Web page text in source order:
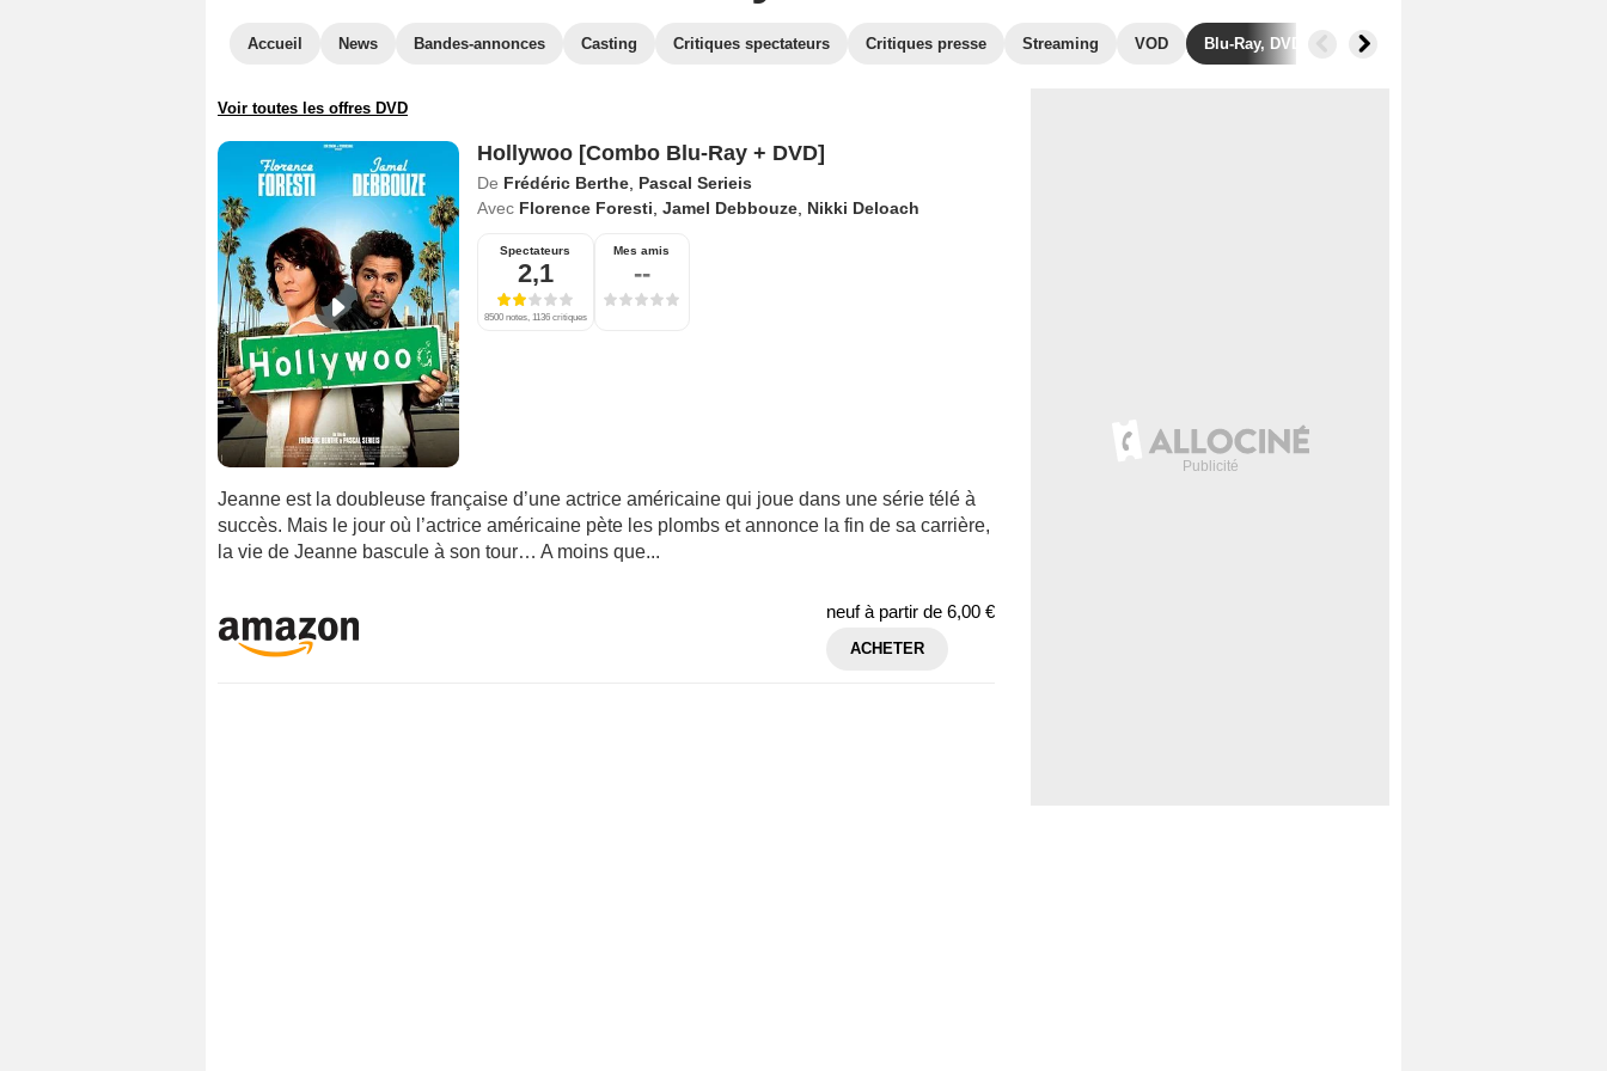
Accueil News Bandes-annonces Casting Critiques spectateurs Critiques presse Streaming VOD Blu-Ray, DVD Photos
Voir toutes les offres DVD
Hollywoo [Combo Blu-Ray + DVD]
De Frédéric Berthe, Pascal Serieis
Avec Florence Foresti Jamel Debbouze, Nikki Deloach
Spectateurs
2,1
8500 notes, 1136 critiques
Mes amis
--
Jeanne est la doubleuse française d’une actrice américaine qui joue dans une série télé à
succès. Mais le jour où l’actrice américaine pète les plombs et annonce la fin de sa carrière,
la vie de Jeanne bascule à son tour… A moins que...
neuf à partir de 6,00 €
ACHETER